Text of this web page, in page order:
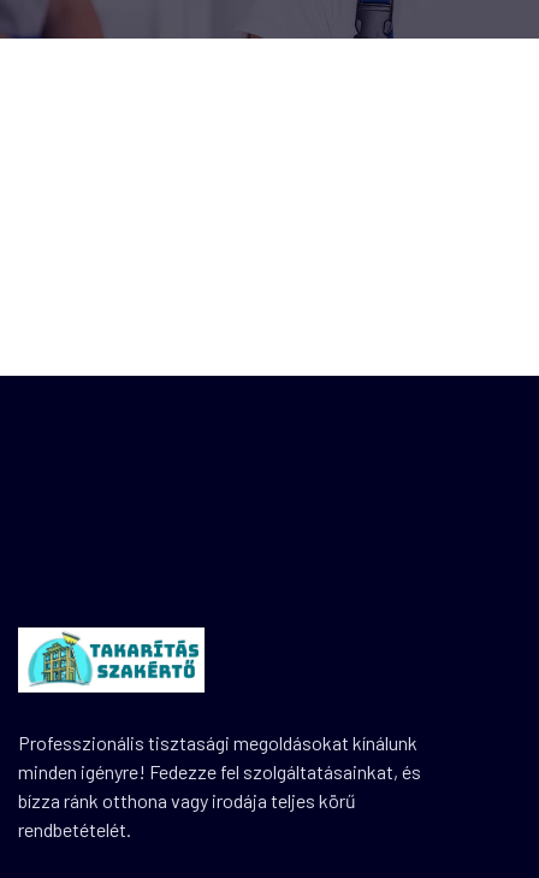
Professzionális tisztasági megoldásokat kínálunk
minden igényre! Fedezze fel szolgáltatásainkat, és
bízza ránk otthona vagy irodája teljes körű
rendbetételét.